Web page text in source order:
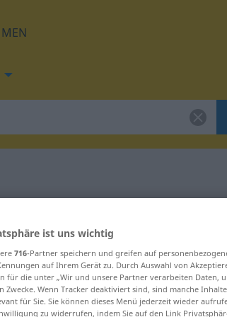
für "minnka"
ist uns wichtig
716-Partner speichern und greifen auf
auf Ihrem Gerät zu. Durch Auswahl von
für die unter „Wir und unsere Partner verarbeiten Daten,
Zwecke. Wenn Tracker deaktiviert sind, sind manche
für Sie. Sie können dieses Menü jederzeit wieder
zu widerrufen, indem Sie auf den Link